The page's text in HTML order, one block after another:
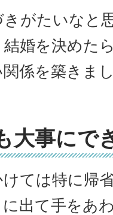
がたいなと
婚を決めた
係を築きまし
大事にで
ては特に帰
出て手をあ